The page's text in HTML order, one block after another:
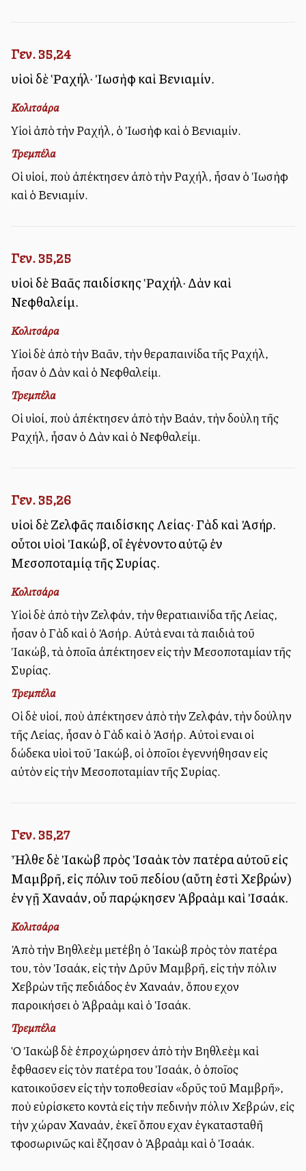
Γεν. 35,24
υἱοὶ δὲ Ῥαχήλ· Ἰωσὴφ καὶ Βενιαμίν.
Κολιτσάρα
Υἱοὶ ἀπὸ τὴν Ραχήλ, ὁ Ἰωσὴφ καὶ ὁ Βενιαμίν.
Τρεμπέλα
Οἱ υἱοί, ποὺ ἀπέκτησεν ἀπὸ τὴν Ραχήλ, ἦσαν ὁ Ἰωσὴφ
καὶ ὁ Βενιαμίν.
Γεν. 35,25
υἱοὶ δὲ Βαλλᾶς παιδίσκης Ῥαχήλ· Δὰν καὶ
Νεφθαλείμ.
Κολιτσάρα
Υἱοὶ δὲ ἀπὸ τὴν Βαλλᾶν, τὴν θεραπαινίδα τῆς Ραχήλ,
ἦσαν ὁ Δὰν καὶ ὁ Νεφθαλείμ.
Τρεμπέλα
Οἱ υἱοί, ποὺ ἀπέκτησεν ἀπὸ τὴν Βαλλάν, τὴν δοὺλη τῆς
Ραχήλ, ἦσαν ὁ Δὰν καὶ ὁ Νεφθαλείμ.
Γεν. 35,26
υἱοὶ δὲ Ζελφᾶς παιδίσκης Λείας· Γὰδ καὶ Ἀσήρ.
οὗτοι υἱοὶ Ἰακώβ, οἳ ἐγένοντο αὐτῷ ἐν
Μεσοποταμίᾳ τῆς Συρίας.
Κολιτσάρα
Υἱοὶ δὲ ἀπὸ τὴν Ζελφάν, τὴν θερατιαινίδα τῆς Λείας,
ἦσαν ὁ Γὰδ καὶ ὁ Ἀσήρ. Αὐτὰ εἶναι τὰ παιδιὰ τοῦ
Ἰακώβ, τὰ ὁποῖα ἀπέκτησεν εἰς τὴν Μεσοποταμίαν τῆς
Συρίας.
Τρεμπέλα
Οἱ δὲ υἱοί, ποὺ ἀπέκτησεν ἀπὸ τὴν Ζελφάν, τὴν δούλην
τῆς Λείας, ἦσαν ὁ Γὰδ καὶ ὁ Ἀσήρ. Αὐτοὶ εἶναι οἱ
δώδεκα υἱοὶ τοῦ Ἰακώβ, οἱ ὁποῖοι ἐγεννήθησαν εἰς
αὐτὸν εἰς τὴν Μεσοποταμίαν τῆς Συρίας.
Γεν. 35,27
Ἦλθε δὲ Ἰακὼβ πρὸς Ἰσαὰκ τὸν πατέρα αὐτοῦ εἰς
Μαμβρῆ, εἰς πόλιν τοῦ πεδίου (αὕτη ἐστὶ Χεβρών)
ἐν γῇ Χαναάν, οὗ παρῴκησεν Ἁβραὰμ καὶ Ἰσαάκ.
Κολιτσάρα
Ἀπὸ τὴν Βηθλεὲμ μετέβη ὁ Ἰακὼβ πρὸς τὸν πατέρα
του, τὸν Ἰσαάκ, εἰς τὴν Δρῦν Μαμβρῆ, εἰς τὴν πόλιν
Χεβρὼν τῆς πεδιάδος ἐν Χαναάν, ὅπου εἶχον
παροικήσει ὁ Ἁβραὰμ καὶ ὁ Ἰσαάκ.
Τρεμπέλα
Ὁ Ἰακὼβ δὲ ἐπροχώρησεν ἀπὸ τὴν Βηθλεὲμ καὶ
ἔφθασεν εἰς τὸν πατέρα του Ἰσαάκ, ὁ ὁποῖος
κατοικοῦσεν εἰς τὴν τοποθεσίαν «δρῦς τοῦ Μαμβρῆ»,
ποὺ εὑρίσκετο κοντὰ εἰς τὴν πεδινὴν πόλιν Χεβρών, εἰς
τὴν χώραν Χαναάν, ἐκεῖ ὅπου εἶχαν ἐγκατασταθῆ
τφοσωρινῶς καὶ ἔζησαν ὁ Ἀβραὰμ καὶ ὁ Ἰσαάκ.